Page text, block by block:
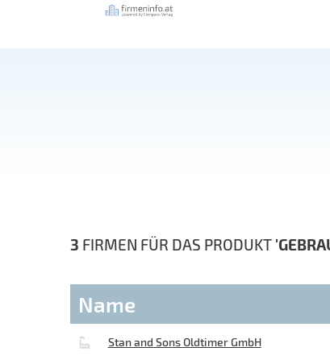
3 FIRMEN FÜR DAS PRODUKT
Name
Stan and Sons Oldtimer GmbH